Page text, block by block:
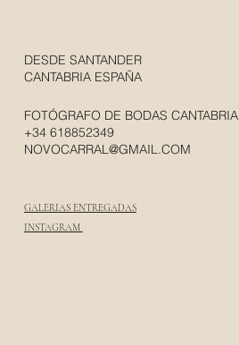
DESDE SANTANDER
CANTABRIA ESPAÑA
GALERIAS ENTREGADAS
FOTÓGRAFO DE BODAS CANTABRIA
+34 618852349
NOVOCARRAL@GMAIL.COM
INSTAGRAM